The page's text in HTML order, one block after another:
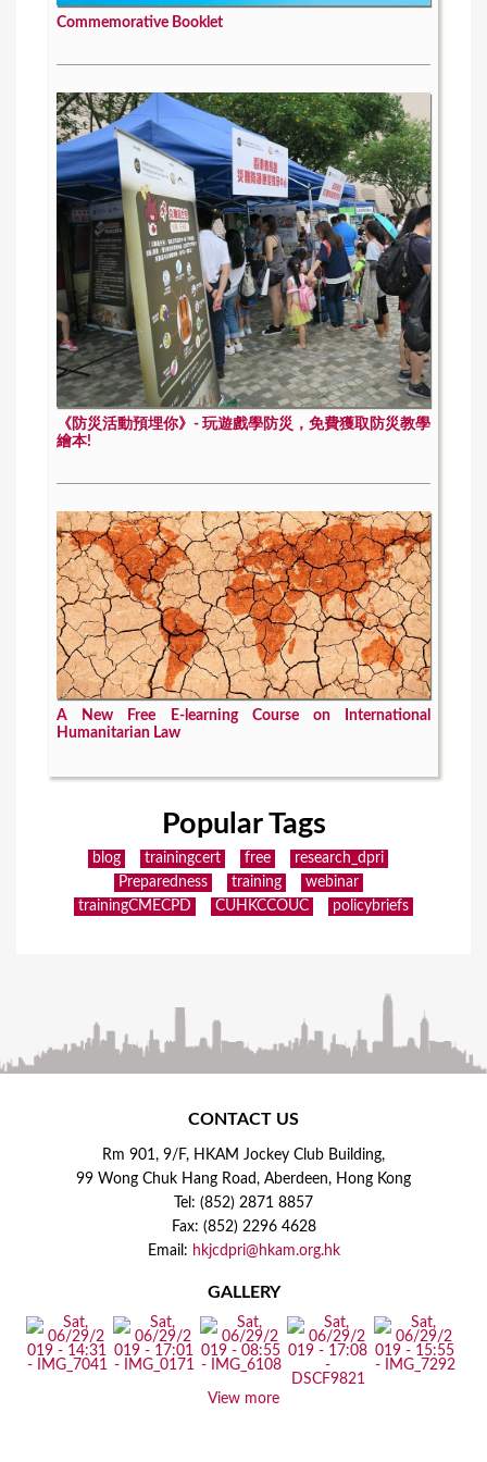
Commemorative Booklet
《防災活動預埋你》- 玩遊戲學防災，免費獲取防災教學
繪本!
A New Free E-learning Course on International
Humanitarian Law
Popular Tags
blog trainingcert free
research_dpri
Preparedness
training
webinar
trainingCMECPD
CUHKCCOUC policybriefs
CONTACT US
Rm 901, 9/F, HKAM Jockey Club Building,
99 Wong Chuk Hang Road, Aberdeen, Hong Kong
Tel: (852) 2871 8857
Fax: (852) 2296 4628
Email: hkjcdpri@hkam.org.hk
GALLERY
View more